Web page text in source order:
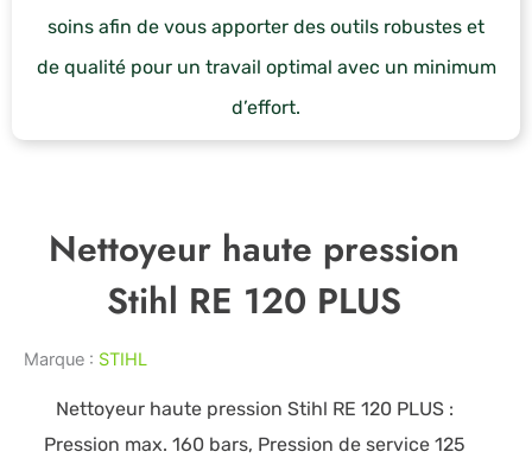
soins afin de vous apporter des outils robustes et
de qualité pour un travail optimal avec un minimum
d’effort.
Nettoyeur haute pression
Stihl RE 120 PLUS
Marque : STIHL
Nettoyeur haute pression Stihl RE 120 PLUS :
Pression max. 160 bars, Pression de service 125